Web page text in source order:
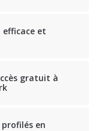
et
gratuit à
profilés en